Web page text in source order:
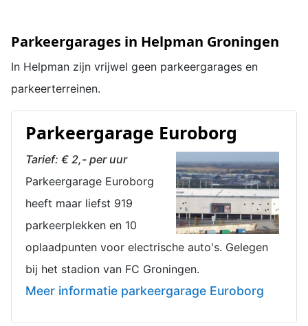
Parkeergarages in Helpman Groningen
In Helpman zijn vrijwel geen parkeergarages en
parkeerterreinen.
Parkeergarage Euroborg
Tarief: € 2,- per uur
Parkeergarage Euroborg
heeft maar liefst 919
parkeerplekken en 10
oplaadpunten voor electrische auto's. Gelegen
bij het stadion van FC Groningen.
Meer informatie parkeergarage Euroborg